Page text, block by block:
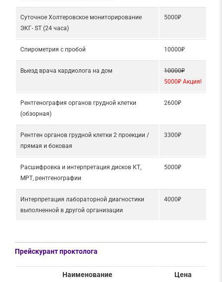
Суточное Холтеровское мониторирование
ЭКГ- ST (24 часа)
5000₽
Спирометрия с пробой 10000₽
Выезд врача кардиолога на дом
10000₽
5000₽ Акция!
Рентгенография органов грудной клетки
(обзорная)
2600₽
Рентген органов грудной клетки 2 проекции /
прямая и боковая
3300₽
Расшифровка и интерпретация дисков КТ,
МРТ, рентгенографии
5000₽
Интерпретация лабораторной диагностики
выполненной в другой организации
4000₽
Прейскурант проктолога
Наименование Цена